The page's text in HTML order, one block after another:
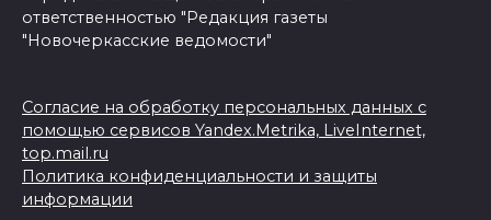
ответственностью "Редакция газеты
"Новочеркасские ведомости"
Согласие на обработку персональных данных с
помощью сервисов Yandex.Metrika, LiveInternet,
top.mail.ru
Политика конфиденциальности и защиты
информации